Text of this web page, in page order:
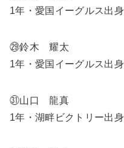
1年・愛国イーグルス出身
㉙鈴木 耀太
1年・愛国イーグルス出身
㉛山口 龍真
1年・湖畔ビクトリー出身